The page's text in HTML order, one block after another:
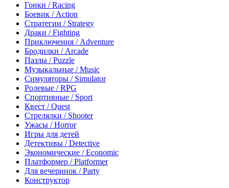
Гонки / Racing
Боевик / Action
Стратегии / Strategy
Драки / Fighting
Приключения / Adventure
Бродилки / Arcade
Пазлы / Puzzle
Музыкальные / Music
Симуляторы / Simulator
Ролевые / RPG
Спортивные / Sport
Квест / Quest
Стрелялки / Shooter
Ужасы / Horror
Игры для детей
Детективы / Detective
Экономические / Economic
Платформер / Platformer
Для вечеринок / Party
Конструктор